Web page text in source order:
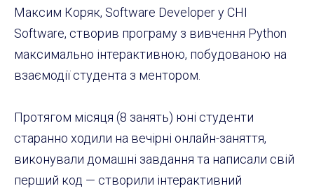
Максим Коряк, Software Developer у CHI
Software, створив програму з вивчення Python
максимально інтерактивною, побудованою на
взаємодії студента з ментором.
Протягом місяця (8 занять) юні студенти
старанно ходили на вечірні онлайн-заняття,
виконували домашні завдання та написали свій
перший код — створили інтерактивний